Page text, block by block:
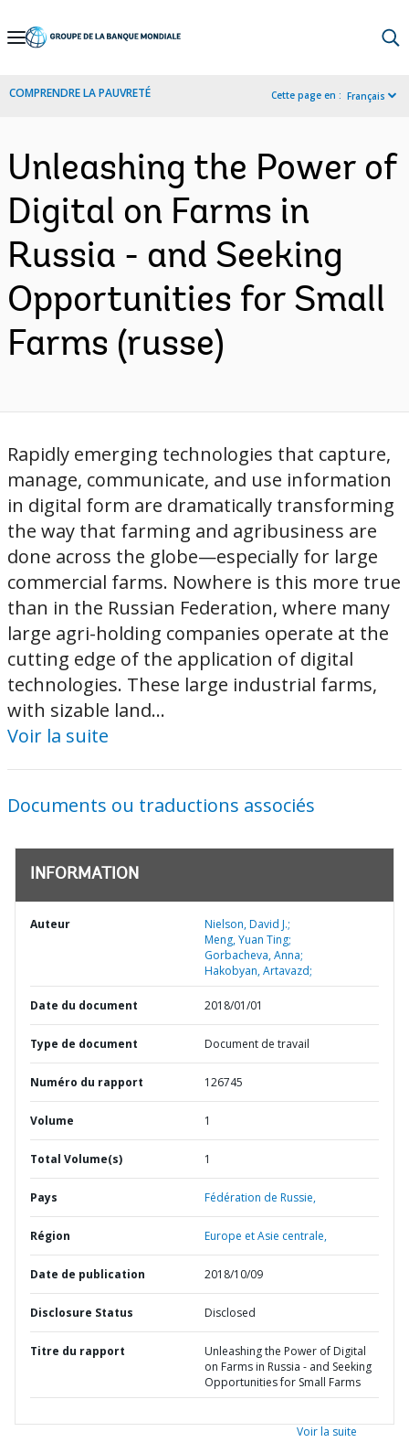
Skip
Navigation
COMPRENDRE LA PAUVRETÉ Cette page en : Français
Unleashing the Power of
Digital on Farms in
Russia - and Seeking
Opportunities for Small
Farms (russe)
Rapidly emerging technologies that capture,
manage, communicate, and use information
in digital form are dramatically transforming
the way that farming and agribusiness are
done across the globe—especially for large
commercial farms. Nowhere is this more true
than in the Russian Federation, where many
large agri-holding companies operate at the
cutting edge of the application of digital
technologies. These large industrial farms,
with sizable land...
Voir la suite
Documents ou traductions associés
INFORMATION
Auteur
Nielson, David J.;
Meng, Yuan Ting;
Gorbacheva, Anna;
Hakobyan, Artavazd;
Date du document 2018/01/01
Type de document Document de travail
Numéro du rapport 126745
Volume 1
Total Volume(s) 1
Pays Fédération de Russie,
Région Europe et Asie centrale,
Date de publication 2018/10/09
Disclosure Status Disclosed
Titre du rapport
Unleashing the Power of Digital
on Farms in Russia - and Seeking
Opportunities for Small Farms
Voir la suite